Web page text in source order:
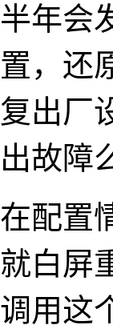
半年会
置，还
复出厂
出故障
在配置
就白屏
调用这